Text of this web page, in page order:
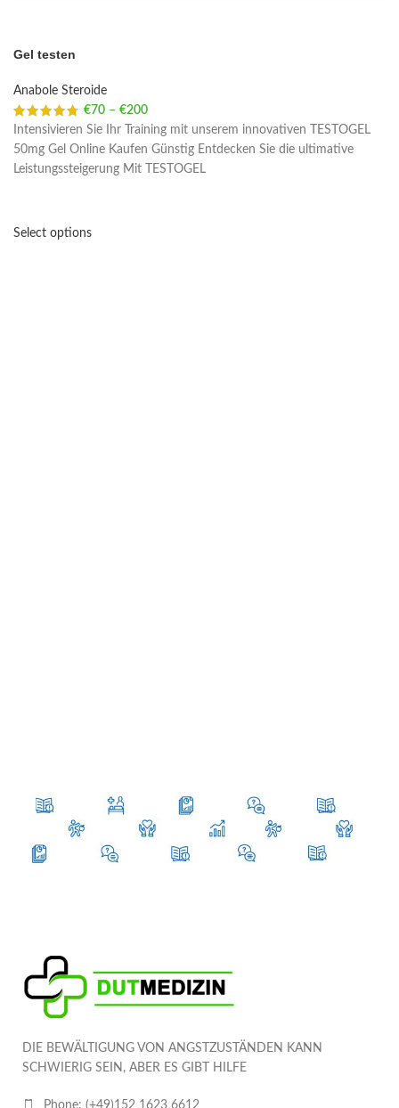
Gel testen
Anabole Steroide
€70 – €200
Intensivieren Sie Ihr Training mit unserem innovativen TESTOGEL
50mg Gel Online Kaufen Günstig Entdecken Sie die ultimative
Leistungssteigerung Mit TESTOGEL
Select options
DIE BEWÄLTIGUNG VON ANGSTZUSTÄNDEN KANN
SCHWIERIG SEIN, ABER ES GIBT HILFE
Phone: (+49)152 1623 6612